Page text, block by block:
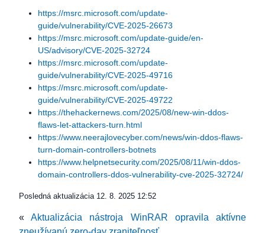
https://msrc.microsoft.com/update-
guide/vulnerability/CVE-2025-26673
https://msrc.microsoft.com/update-guide/en-
US/advisory/CVE-2025-32724
https://msrc.microsoft.com/update-
guide/vulnerability/CVE-2025-49716
https://msrc.microsoft.com/update-
guide/vulnerability/CVE-2025-49722
https://thehackernews.com/2025/08/new-win-ddos-
flaws-let-attackers-turn.html
https://www.neerajlovecyber.com/news/win-ddos-flaws-
turn-domain-controllers-botnets
https://www.helpnetsecurity.com/2025/08/11/win-ddos-
domain-controllers-ddos-vulnerability-cve-2025-32724/
Posledná aktualizácia 12. 8. 2025 12:52
«Aktualizácia nástroja WinRAR opravila aktívne